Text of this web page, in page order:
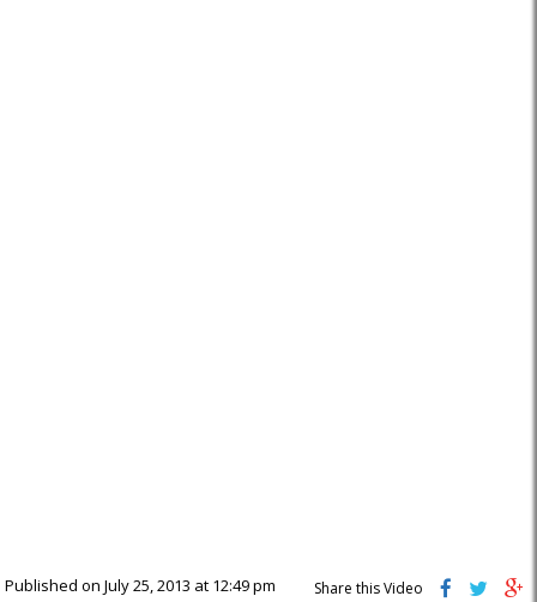
Published on July 25, 2013 at 12:49 pm Share this Video